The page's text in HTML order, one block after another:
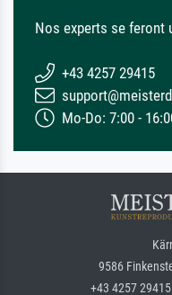
Nos experts se feront
+43 4257 29415
Mo-Do: 7:00 -
9586
+43 4257